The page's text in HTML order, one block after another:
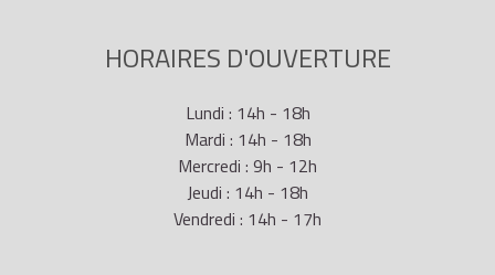
HORAIRES D'OUVERTURE
Lundi : 14h - 18h
Mardi : 14h - 18h
Mercredi : 9h - 12h
Jeudi : 14h - 18h
Vendredi : 14h - 17h